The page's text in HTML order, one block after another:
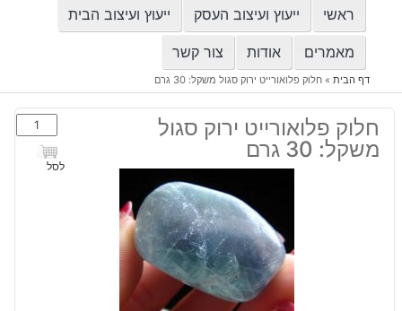
ראשי ייעוץ ועיצוב העסק ייעוץ ועיצוב הבית
מאמרים אודות צור קשר
דף הבית» חלוק פלואורייט ירוק סגול משקל: 30 גרם
חלוק פלואורייט ירוק סגול
משקל: 30 גרם
כמות
של
חלוק
לסל